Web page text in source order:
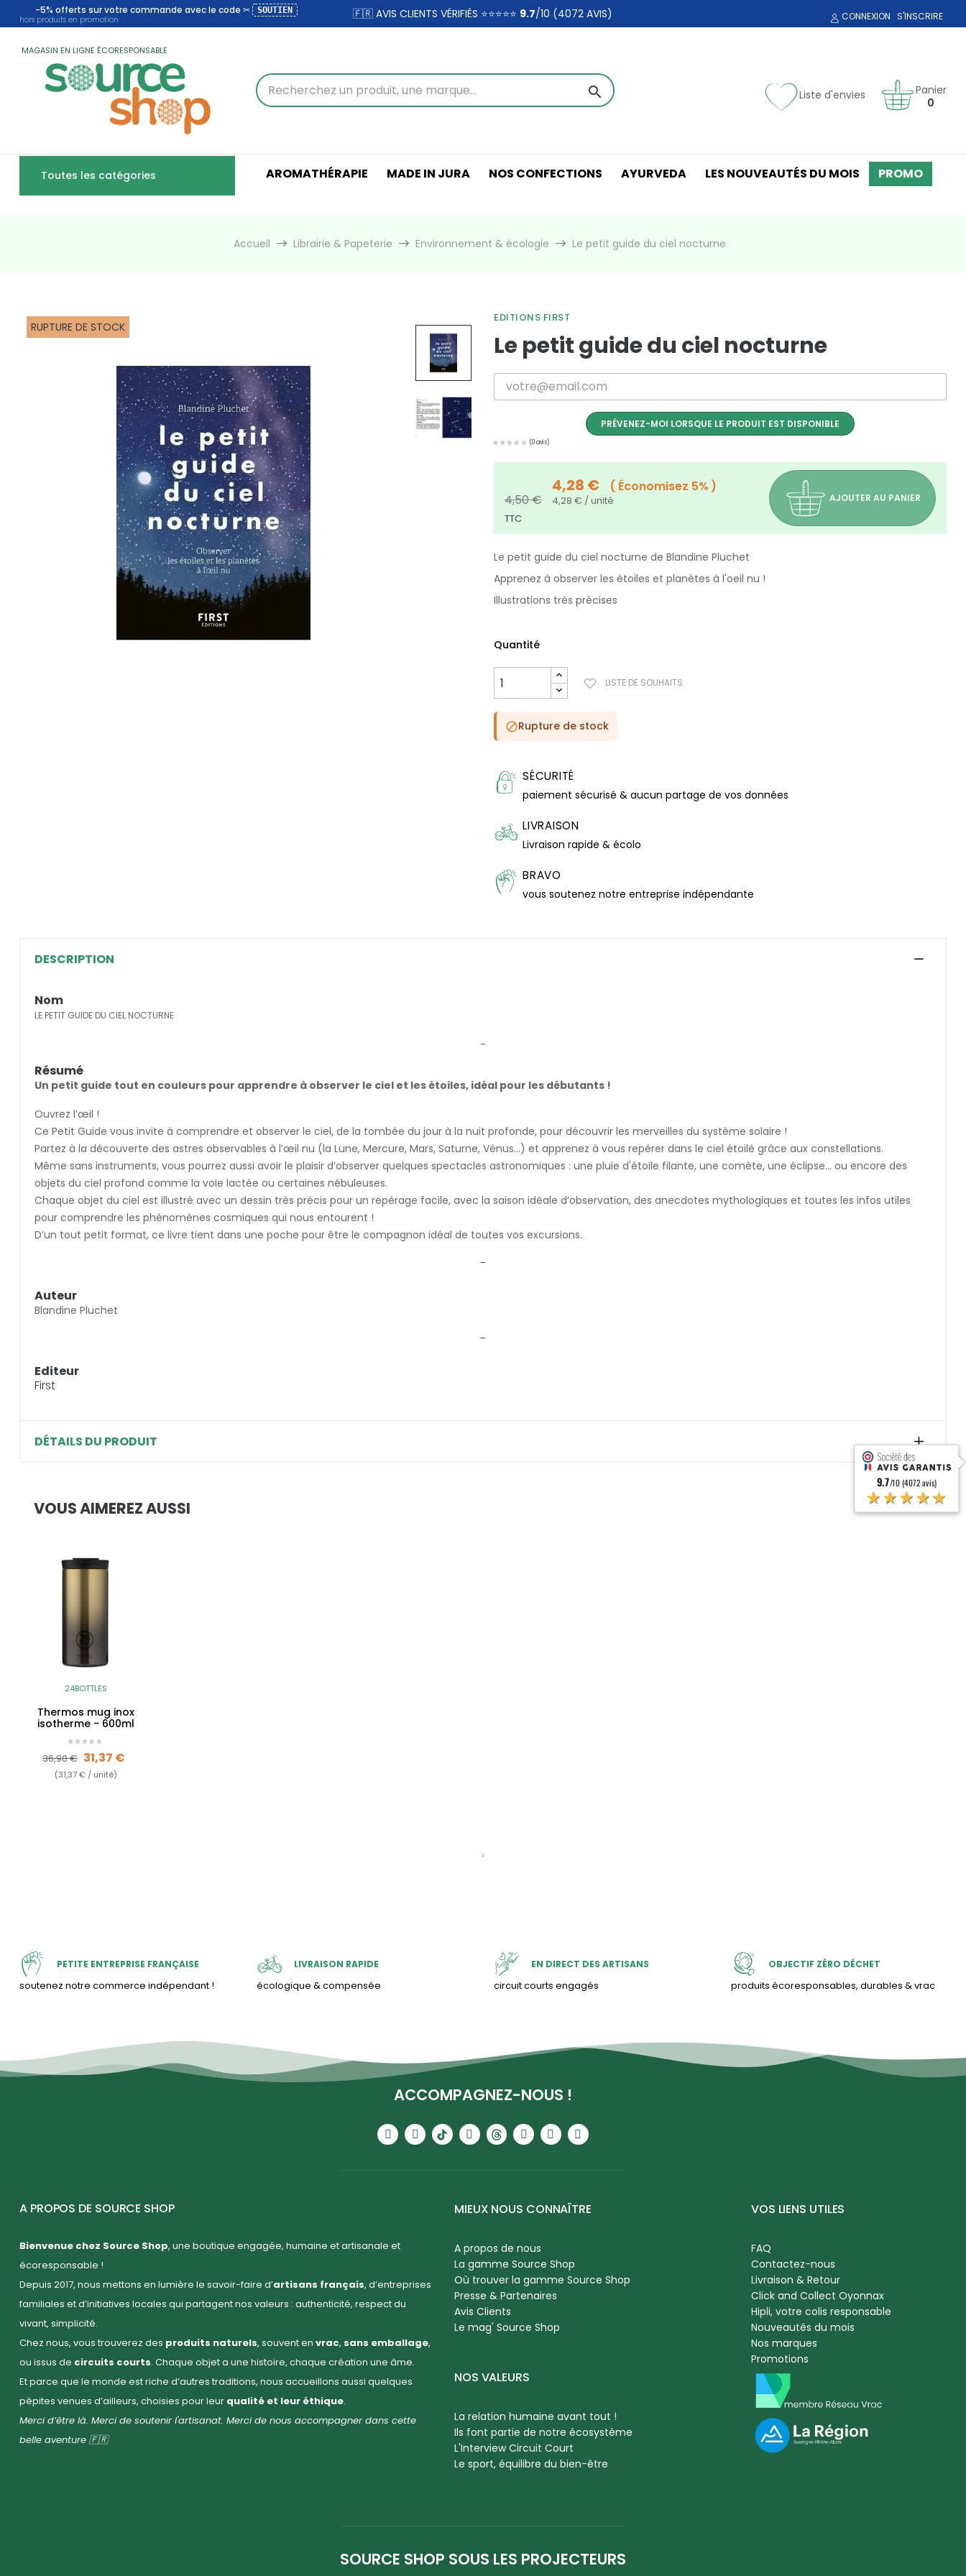
-5% offerts sur votre commande avec le code ✂ SOUTIEN
hors produits en promotion 🇫🇷 AVIS CLIENTS VÉRIFIÉS ⭐⭐⭐⭐⭐ 9.7/10 (4072 AVIS) CONNEXION S'INSCRIRE
MAGASIN EN LIGNE ÉCORESPONSABLE
search Liste d'envies
Panier
0
Toutes les catégories AROMATHÉRAPIE MADE IN JURA NOS CONFECTIONS AYURVEDA LES NOUVEAUTÉS DU MOIS PROMO
Accueil Librairie & Papeterie Environnement & écologie Le petit guide du ciel nocturne
RUPTURE DE STOCK
EDITIONS FIRST
Le petit guide du ciel nocturne
PRÉVENEZ-MOI LORSQUE LE PRODUIT EST DISPONIBLE
4,50 €
4,28 € Économisez 5%
4,28 € / unité
TTC
AJOUTER AU PANIER
Le petit guide du ciel nocturne de Blandine Pluchet
Apprenez à observer les étoiles et planètes à l'oeil nu !
Illustrations très précises
Quantité
LISTE DE SOUHAITS
Rupture de stock
SÉCURITÉ
paiement sécurisé & aucun partage de vos données
LIVRAISON
Livraison rapide & écolo
BRAVO
vous soutenez notre entreprise indépendante
DESCRIPTION
Nom
LE PETIT GUIDE DU CIEL NOCTURNE
-
Résumé
Un petit guide tout en couleurs pour apprendre à observer le ciel et les étoiles, idéal pour les débutants !
Ouvrez l’œil !
Ce Petit Guide vous invite à comprendre et observer le ciel, de la tombée du jour à la nuit profonde, pour découvrir les merveilles du système solaire !
Partez à la découverte des astres observables à l’œil nu (la Lune, Mercure, Mars, Saturne, Vénus…) et apprenez à vous repérer dans le ciel étoilé grâce aux constellations.
Même sans instruments, vous pourrez aussi avoir le plaisir d’observer quelques spectacles astronomiques : une pluie d'étoile filante, une comète, une éclipse… ou encore des
objets du ciel profond comme la voie lactée ou certaines nébuleuses.
Chaque objet du ciel est illustré avec un dessin très précis pour un repérage facile, avec la saison idéale d’observation, des anecdotes mythologiques et toutes les infos utiles
pour comprendre les phénomènes cosmiques qui nous entourent !
D’un tout petit format, ce livre tient dans une poche pour être le compagnon idéal de toutes vos excursions.
-
Auteur
Blandine Pluchet
-
Editeur
First
DÉTAILS DU PRODUIT
VOUS AIMEREZ AUSSI
24BOTTLES
Thermos mug inox
isotherme - 600ml
Prix de base
36,90 € Prix
31,37 €
(31,37 € / unité)
PETITE ENTREPRISE FRANÇAISE
soutenez notre commerce indépendant !
LIVRAISON RAPIDE
écologique & compensée
EN DIRECT DES ARTISANS
circuit courts engagés
OBJECTIF ZÉRO DÉCHET
produits écoresponsables, durables & vrac
ACCOMPAGNEZ-NOUS !
A PROPOS DE SOURCE SHOP
Bienvenue chez Source Shop, une boutique engagée, humaine et artisanale et
écoresponsable !
Depuis 2017, nous mettons en lumière le savoir-faire d’artisans français, d’entreprises
familiales et d’initiatives locales qui partagent nos valeurs : authenticité, respect du
vivant, simplicité.
Chez nous, vous trouverez des produits naturels, souvent en vrac, sans emballage,
ou issus de circuits courts. Chaque objet a une histoire, chaque création une âme.
Et parce que le monde est riche d’autres traditions, nous accueillons aussi quelques
pépites venues d’ailleurs, choisies pour leur qualité et leur éthique.
Merci d’être là. Merci de soutenir l'artisanat. Merci de nous accompagner dans cette
belle aventure 🇫🇷
MIEUX NOUS CONNAÎTRE
A propos de nous
La gamme Source Shop
Où trouver la gamme Source Shop
Presse & Partenaires
Avis Clients
Le mag' Source Shop
NOS VALEURS
La relation humaine avant tout !
Ils font partie de notre écosystème
L'Interview Circuit Court
Le sport, équilibre du bien-être
VOS LIENS UTILES
FAQ
Contactez-nous
Livraison & Retour
Click and Collect Oyonnax
Hipli, votre colis responsable
Nouveautés du mois
Nos marques
Promotions
SOURCE SHOP SOUS LES PROJECTEURS
9.7/10 (4072 avis)
★★★★★